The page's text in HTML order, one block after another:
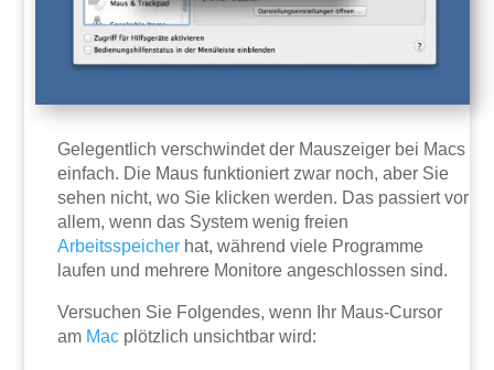
Gelegentlich verschwindet der Mauszeiger bei Macs
einfach. Die Maus funktioniert zwar noch, aber Sie
sehen nicht, wo Sie klicken werden. Das passiert vor
allem, wenn das System wenig freien
Arbeitsspeicher hat, während viele Programme
laufen und mehrere Monitore angeschlossen sind.
Versuchen Sie Folgendes, wenn Ihr Maus-Cursor
am Mac plötzlich unsichtbar wird: